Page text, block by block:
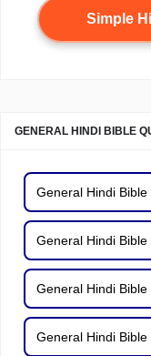
Simple
GENERAL HINDI BIBLE
General Hindi Bible
General Hindi Bible
General Hindi Bible
General Hindi Bible